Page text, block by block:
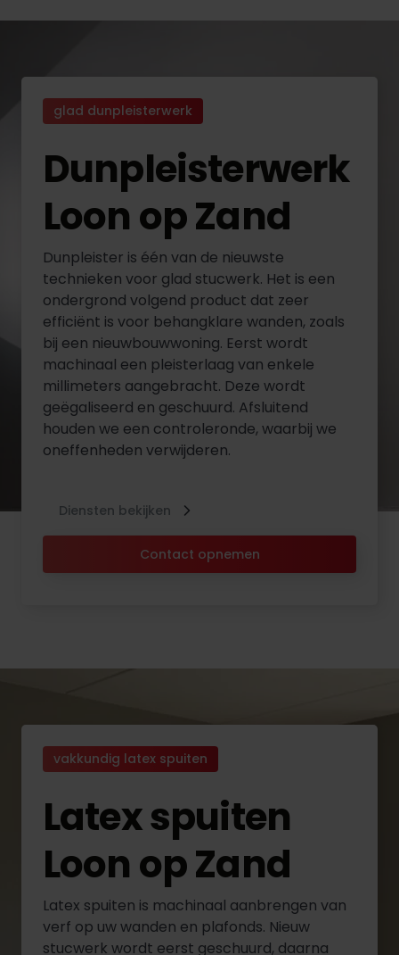
glad dunpleisterwerk
Dunpleisterwerk
Loon op Zand
Dunpleister is één van de nieuwste
technieken voor glad stucwerk. Het is een
ondergrond volgend product dat zeer
efficiënt is voor behangklare wanden, zoals
bij een nieuwbouwwoning. Eerst wordt
machinaal een pleisterlaag van enkele
millimeters aangebracht. Deze wordt
geëgaliseerd en geschuurd. Afsluitend
houden we een controleronde, waarbij we
oneffenheden verwijderen.
Contact opnemen
Diensten bekijken
vakkundig latex spuiten
Latex spuiten
Loon op Zand
Latex spuiten is machinaal aanbrengen van
verf op uw wanden en plafonds. Nieuw
stucwerk wordt eerst geschuurd, daarna